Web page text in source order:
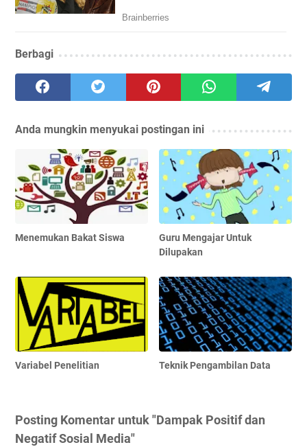
Berbagi
Anda mungkin menyukai postingan ini
Menemukan Bakat Siswa
Guru Mengajar Untuk
Dilupakan
Variabel Penelitian Teknik Pengambilan Data
Posting Komentar untuk "Dampak Positif dan
Negatif Sosial Media"